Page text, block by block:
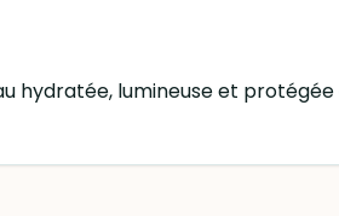
hydratée, lumineuse et